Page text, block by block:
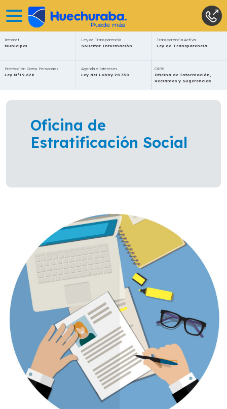
Intranet
Municipal
Ley de Transparencia
Solicitar Información
Transparencia Activa
Ley de Transparencia
Protección Datos Personales
Ley N°19.628
Agenda e Intereses
Ley del Lobby 20.730
OIRS
Oficina de Información,
Reclamos y Sugerencias
Oficina de
Estratificación Social